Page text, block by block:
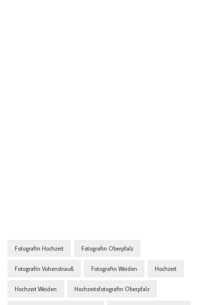
Fotografin Hochzeit Fotografin Oberpfalz
Fotografin Vohenstrauß Fotografin Weiden Hochzeit
Hochzeit Weiden Hochzeitsfotografin Oberpfalz